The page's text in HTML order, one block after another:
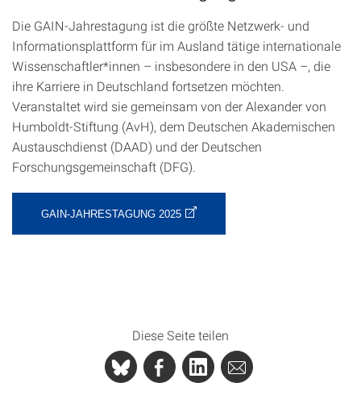
Die GAIN-Jahrestagung ist die größte Netzwerk- und
Informationsplattform für im Ausland tätige internationale
Wissenschaftler*innen – insbesondere in den USA –, die
ihre Karriere in Deutschland fortsetzen möchten.
Veranstaltet wird sie gemeinsam von der Alexander von
Humboldt-Stiftung (AvH), dem Deutschen Akademischen
Austauschdienst (DAAD) und der Deutschen
Forschungsgemeinschaft (DFG).
GAIN-JAHRESTAGUNG 2025
Diese Seite teilen